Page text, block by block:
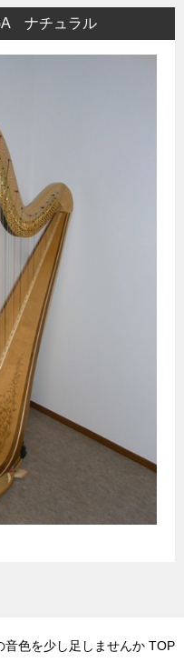
ナチュラル
色を少し足しませんか TOP